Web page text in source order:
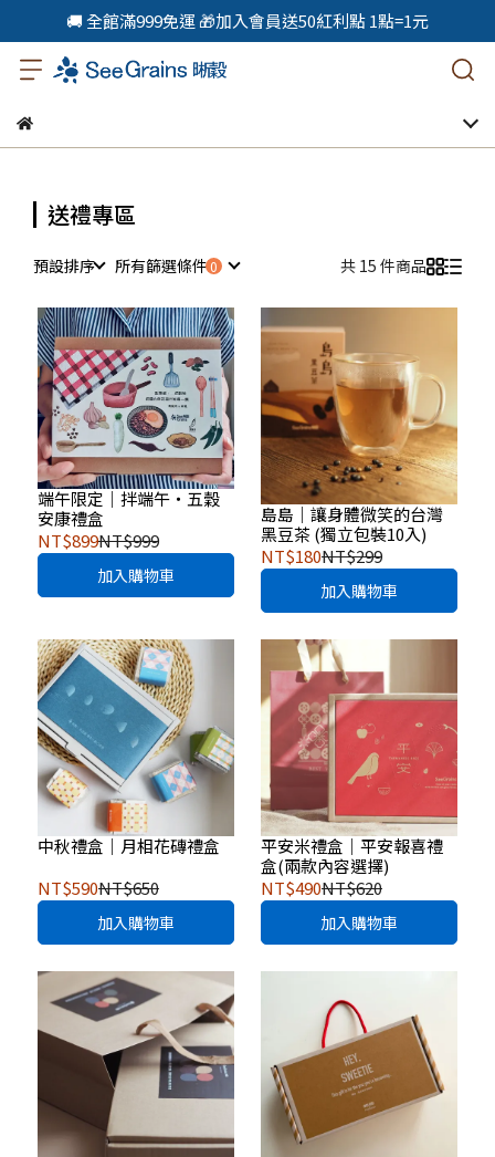
🚚 全館滿999免運 🎁加入會員送50紅利點 1點=1元
送禮專區
預設排序 所有篩選條件 共 15 件商品
端午限定｜拌端午・五穀
安康禮盒
NT$899NT$999
加入購物車
島島｜讓身體微笑的台灣
黑豆茶 (獨立包裝10入)
NT$180NT$299
加入購物車
中秋禮盒｜月相花磚禮盒
NT$590NT$650
加入購物車
平安米禮盒｜平安報喜禮
盒(兩款內容選擇)
NT$490NT$620
加入購物車